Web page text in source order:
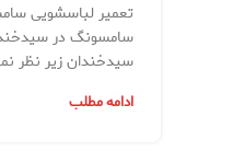
تعمیر لباسشویی
سامسونگ در
سیدخندان زیر نظر
ادامه مطلب